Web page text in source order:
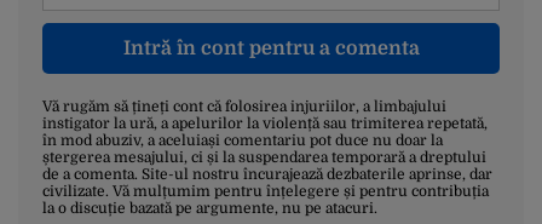
Intră în cont pentru a comenta
Vă rugăm să țineți cont că folosirea injuriilor, a limbajului
instigator la ură, a apelurilor la violență sau trimiterea repetată,
în mod abuziv, a aceluiași comentariu pot duce nu doar la
ștergerea mesajului, ci și la suspendarea temporară a dreptului
de a comenta. Site-ul nostru încurajează dezbaterile aprinse, dar
civilizate. Vă mulțumim pentru înțelegere și pentru contribuția
la o discuție bazată pe argumente, nu pe atacuri.